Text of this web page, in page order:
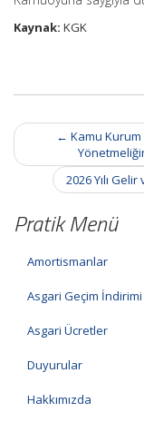
Kaynak: KGK
Post
navigation
← Kamu
2026 Yılı
Pratik Menü
Amortismanlar
Asgari Geçim İndirimi
Asgari Ücretler
Duyurular
Hakkımızda